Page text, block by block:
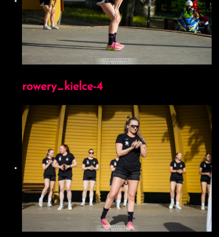
Każda z części poświęconych rozgrywkom kobiet lub
mężczyzn trwać będzie ok. 45 minut. Jeśli jednego
tygodnia będzie okazja porozmawiać o wydarzeniach
zarówno na męskich, jak i żeńskich parkietach, kibice będą
musieli zarezerwować ok. półtorej godziny.
Centralnych za pośrednictwem platformy TVCom.pl oraz
Handball Polska na YouTube ( TUTAJ ).
Najnowsze wpisy:
Czytaj dalej